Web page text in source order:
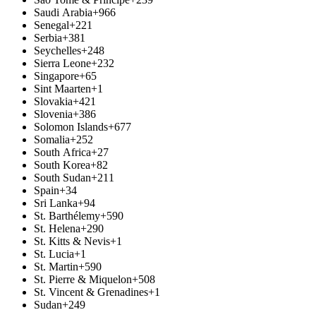
Saudi Arabia+966
Senegal+221
Serbia+381
Seychelles+248
Sierra Leone+232
Singapore+65
Sint Maarten+1
Slovakia+421
Slovenia+386
Solomon Islands+677
Somalia+252
South Africa+27
South Korea+82
South Sudan+211
Spain+34
Sri Lanka+94
St. Barthélemy+590
St. Helena+290
St. Kitts & Nevis+1
St. Lucia+1
St. Martin+590
St. Pierre & Miquelon+508
St. Vincent & Grenadines+1
Sudan+249